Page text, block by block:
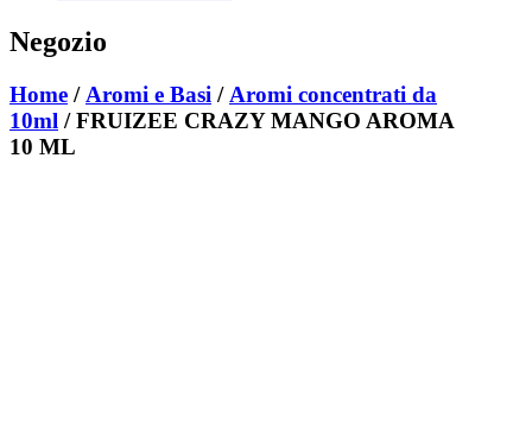
Negozio
Home / Aromi e Basi / Aromi concentrati da
10ml / FRUIZEE CRAZY MANGO AROMA
10 ML